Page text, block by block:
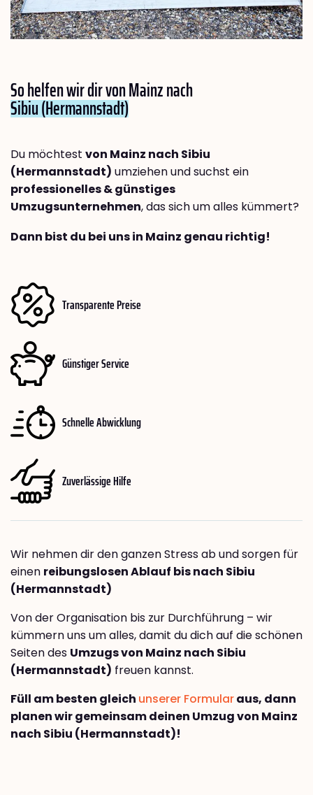
So helfen wir dir von Mainz nach
Sibiu (Hermannstadt)
Du möchtest von Mainz nach Sibiu
(Hermannstadt) umziehen und suchst ein
professionelles & günstiges
Umzugsunternehmen, das sich um alles kümmert?
Dann bist du bei uns in Mainz genau richtig!
Transparente Preise
Günstiger Service
Schnelle Abwicklung
Zuverlässige Hilfe
Wir nehmen dir den ganzen Stress ab und sorgen für
einen reibungslosen Ablauf bis nach Sibiu
(Hermannstadt)
Von der Organisation bis zur Durchführung – wir
kümmern uns um alles, damit du dich auf die schönen
Seiten des Umzugs von Mainz nach Sibiu
(Hermannstadt) freuen kannst.
Füll am besten gleich unserer Formularaus, dann
planen wir gemeinsam deinen Umzug von Mainz
nach Sibiu (Hermannstadt)!